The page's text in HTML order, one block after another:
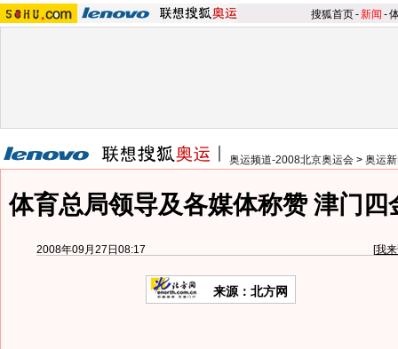
搜狐首页-新闻 -
奥运频道-2008北京奥运会 > 奥运
体育总局领导及各媒体称赞 津门四
2008年09月27日08:17 [我
来源：北方网